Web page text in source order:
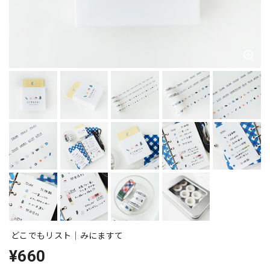
どこでもリスト｜みにますて
¥660